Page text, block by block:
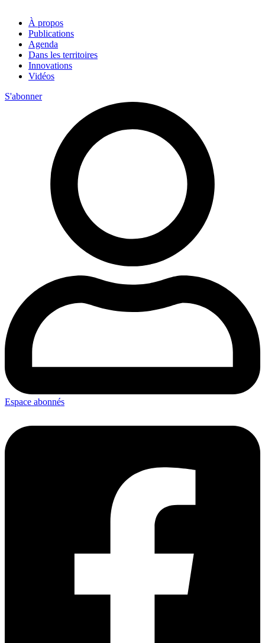
À propos
Publications
Agenda
Dans les territoires
Innovations
Vidéos
S'abonner
Espace abonnés